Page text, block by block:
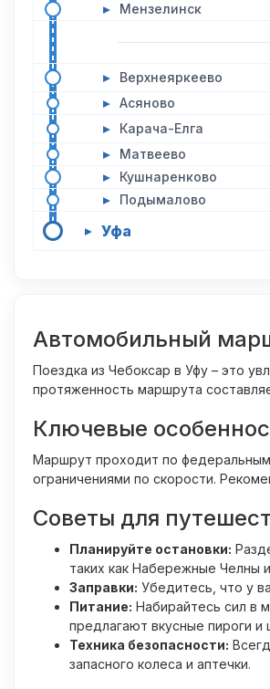
▸ Мензелинск
▸ Верхнеяркеево
▸ Асяново
▸ Карача-Елга
▸ Матвеево
▸ Кушнаренково
▸ Подымалово
▸ Уфа
Автомобильный
Поездка из Чебоксар в Уфу – это
протяженность маршрута
Ключевые
Маршрут проходит по федеральным
ограничениями по скорости.
Советы для
Планируйте остановки:
таких как Набережные Челны
Заправки: Убедитесь, что у
Питание: Набирайтесь сил в
предлагают вкусные пироги и
Техника безопасности:
запасного колеса и аптечки.